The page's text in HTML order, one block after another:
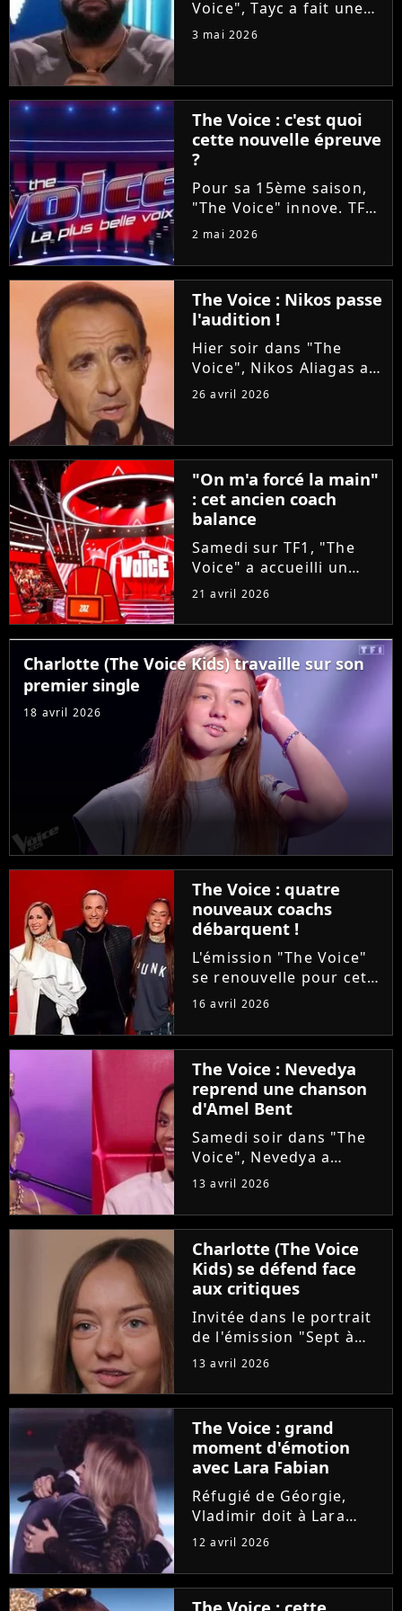
Voice", Tayc a fait une
proposition en or à
enregistrer un duo sur
son nouvel album
"Joÿa". Et le chanteur a
tenu...
3 mai 2026
The Voice : c'est quoi
cette nouvelle épreuve
?
Pour sa 15ème saison,
"The Voice" innove. TF1
va proposer ce soir aux
d'assister à deux
épreuves en une : les
Qualifications et les
Battles. On vous
explique tout !
2 mai 2026
The Voice : Nikos passe
l'audition !
Hier soir dans "The
Voice", Nikos Aliagas a
réservé une surprise de
d'un candidat. A-t-il
réussi à convaincre Lara
Fabian, Florent Pagny,...
26 avril 2026
"On m'a forcé la main"
: cet ancien coach
balance
Samedi sur TF1, "The
Voice" a accueilli un
invité exceptionnel pour
Louis Bertignac ! Coach
emblématique des deux
premières saisons, le
rockeur avait
pourtant...
21 avril 2026
Charlotte (The Voice Kids) travaille sur son
premier single
18 avril 2026
The Voice : quatre
nouveaux coachs
débarquent !
L'émission "The Voice"
se renouvelle pour cette
saison 15. Alors que les
arrivent à leur terme, la
production ajoute une
étape avant les Battles :
les Qualifications....
16 avril 2026
The Voice : Nevedya
reprend une chanson
d'Amel Bent
Samedi soir dans "The
Voice", Nevedya a
proposé une version
"Pourquoi tu restes"
d'Amel Bent. Un
moment chargé en
émotion qui n'a
néanmoins pas fait se
retourner...
13 avril 2026
Charlotte (The Voice
Kids) se défend face
aux critiques
Invitée dans le portrait
de l'émission "Sept à
Huit", Charlotte est
diagnostiqué à l'âge de
8 ans. La maladie et les
opérations de la
dernière gagnante de
"The...
13 avril 2026
The Voice : grand
moment d'émotion
avec Lara Fabian
Réfugié de Géorgie,
Vladimir doit à Lara
Fabian son
français et sa vocation
de chanteur. Sur le
12 avril 2026